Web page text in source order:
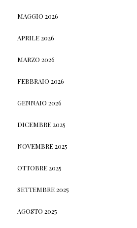
MAGGIO 2026
APRILE 2026
MARZO 2026
FEBBRAIO 2026
GENNAIO 2026
DICEMBRE 2025
NOVEMBRE 2025
OTTOBRE 2025
SETTEMBRE 2025
AGOSTO 2025